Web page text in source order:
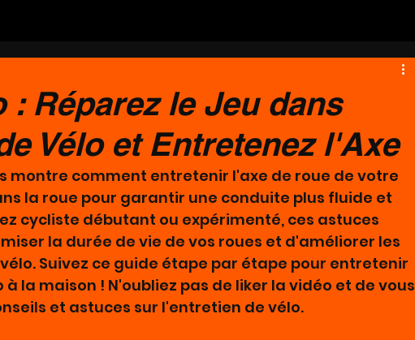
Réparez le Jeu dans
Vélo et Entretenez l'Axe
montre comment entretenir l'axe de roue de votre
la roue pour garantir une conduite plus fluide et
cycliste débutant ou expérimenté, ces astuces
la durée de vie de vos roues et d'améliorer les
Suivez ce guide étape par étape pour entretenir
la maison ! N'oubliez pas de liker la vidéo et de vous
et astuces sur l'entretien de vélo.